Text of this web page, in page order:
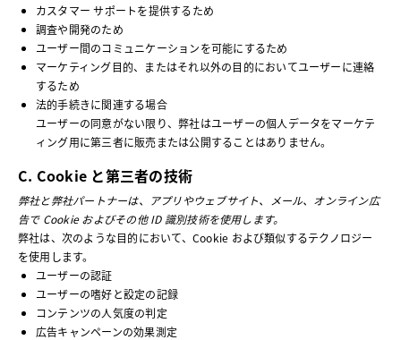
カスタマー サポートを提供するため
調査や開発のため
ユーザー間のコミュニケーションを可能にするため
マーケティング目的、またはそれ以外の目的においてユーザーに連絡
するため
法的手続きに関連する場合
ユーザーの同意がない限り、弊社はユーザーの個人データをマーケテ
ィング用に第三者に販売または公開することはありません。
C. Cookie と第三者の技術
弊社と弊社パートナーは、アプリやウェブサイト、メール、オンライン広
告で Cookie およびその他 ID 識別技術を使用します。
弊社は、次のような目的において、Cookie および類似するテクノロジー
を使用します。
ユーザーの認証
ユーザーの嗜好と設定の記録
コンテンツの人気度の判定
広告キャンペーンの効果測定